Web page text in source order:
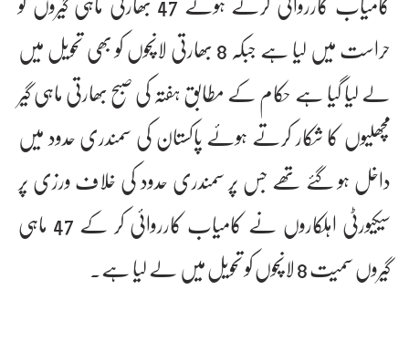
حراست میں لیا ہے جبکہ 8 بھارتی لانچوں کو بھی تحویل میں
لے لیا گیا ہے حکام کے مطابق ہفتہ کی صبح بھارتی ماہی گیر
مچھلیوں کا شکار کرتے ہوئے پاکستان کی سمندری حدود میں
داخل ہو گئے تھے جس پر سمندری حدود کی خلاف ورزی پر
سیکیورٹی اہلکاروں نے کامیاب کارروائی کر کے 47 ماہی
گیروں سمیت 8 لانچوں کو تحویل میں لے لیا ہے۔